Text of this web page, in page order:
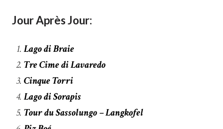
Jour Après Jour:
Lago di Braie
Tre Cime di Lavaredo
Cinque Torri
Lago di Sorapis
Tour du Sassolungo – Langkofel